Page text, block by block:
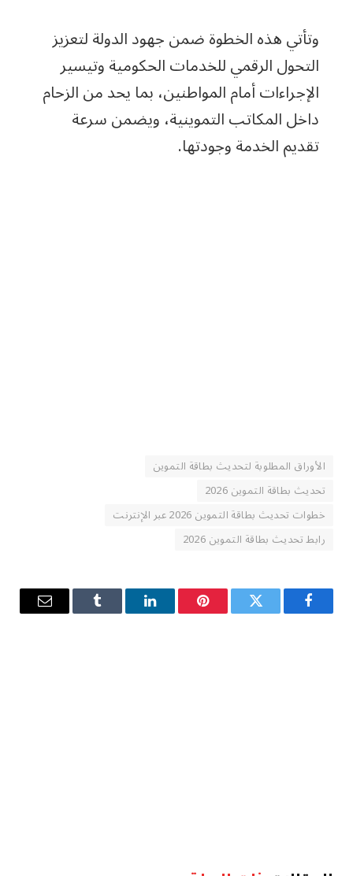
وتأتي هذه الخطوة ضمن جهود الدولة لتعزيز
التحول الرقمي للخدمات الحكومية وتيسير
الإجراءات أمام المواطنين، بما يحد من الزحام
داخل المكاتب التموينية، ويضمن سرعة
تقديم الخدمة وجودتها.
الأوراق المطلوبة لتحديث بطاقة التموين
تحديث بطاقة التموين 2026
خطوات تحديث بطاقة التموين 2026 عبر الإنترنت
رابط تحديث بطاقة التموين 2026
فيسبوك تويتر بينتيريستلينكدإن Tumblr
البريد